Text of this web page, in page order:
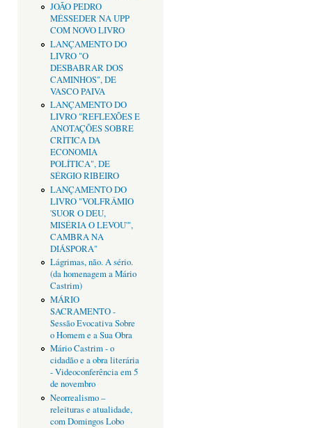
JOÃO PEDRO
MÉSSEDER NA UPP
COM NOVO LIVRO
LANÇAMENTO DO
LIVRO "O
DESBABRAR DOS
CAMINHOS", DE
VASCO PAIVA
LANÇAMENTO DO
LIVRO "REFLEXÕES E
ANOTAÇÕES SOBRE
CRÌTICA DA
ECONOMIA
POLÍTICA", DE
SÉRGIO RIBEIRO
LANÇAMENTO DO
LIVRO "VOLFRÂMIO
'SUOR O DEU,
MISÉRIA O LEVOU'",
CAMBRA NA
DIÁSPORA"
Lágrimas, não. A sério.
(da homenagem a Mário
Castrim)
MÁRIO
SACRAMENTO -
Sessão Evocativa Sobre
o Homem e a Sua Obra
Mário Castrim - o
cidadão e a obra literária
- Videoconferência em 5
de novembro
Neorrealismo –
releituras e atualidade,
com Domingos Lobo